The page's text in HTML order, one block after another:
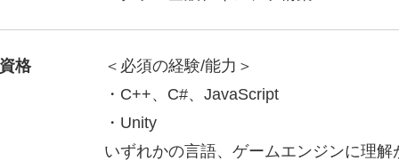
格
＜必須の経験/能力＞
・C++、C#、JavaScript
・Unity
いずれかの言語、ゲームエンジンに理